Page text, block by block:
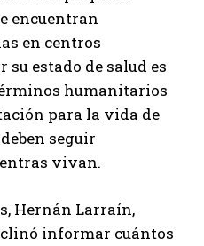
encuentran
en centros
su estado de salud es
humanitarios
para la vida de
seguir
vivan.
Hernán Larraín,
informar cuántos